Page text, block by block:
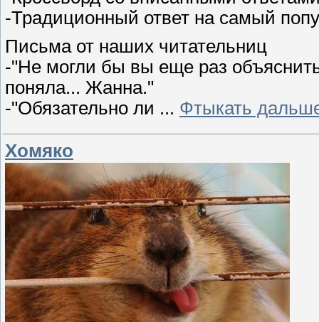
-Традиционный ответ на самый
Письма от наших читательниц
-"Не могли бы вы еще раз
поняла... Жанна."
-"Обязательно ли ... Фтыкать
Хомяко